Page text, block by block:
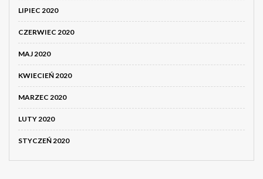
LIPIEC 2020
CZERWIEC 2020
MAJ 2020
KWIECIEŃ 2020
MARZEC 2020
LUTY 2020
STYCZEŃ 2020